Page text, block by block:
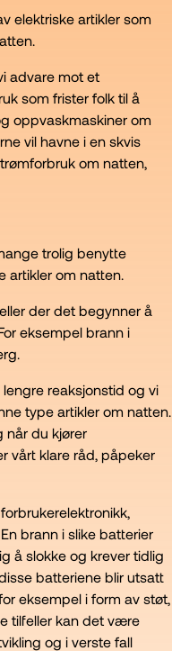
elektriske artikler som
advare mot et
som frister folk til å
oppvaskmaskiner om
vil havne i en skvis
om natten,
trolig benytte
artikler om natten.
der det begynner å
eksempel brann i
reaksjonstid og vi
type artikler om natten.
når du kjører
vårt klare råd, påpeker
brann i slike batterier
å slokke og krever tidlig
batteriene blir utsatt
eksempel i form av støt,
tilfeller kan det være
og i verste fall